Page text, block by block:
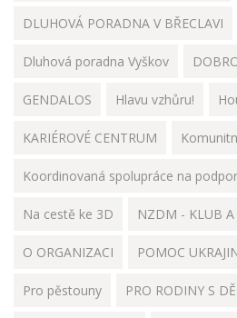
DLUHOVÁ PORADNA V BŘECLAVI
Dluhová poradna Vyškov
GENDALOS Hlavu vzhůru!
KARIÉROVÉ CENTRUM
Koordinovaná spolupráce na
Na cestě ke 3D NZDM - KLUB A
O ORGANIZACI POMOC
Pro pěstouny PRO RODINY S